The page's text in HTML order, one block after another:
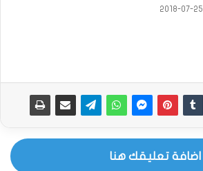
2018-07-25
اضافة تعليقك هنا